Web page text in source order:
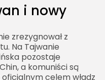
i nowy
zrezygnował z
Na Tajwanie
pozostaje
a komuniści są
celem władz